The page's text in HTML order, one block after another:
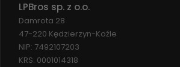
LPBros sp. z o.o.
Damrota 28
47-220 Kędzierzyn-Koźle
NIP: 7492107203
KRS: 0001014318